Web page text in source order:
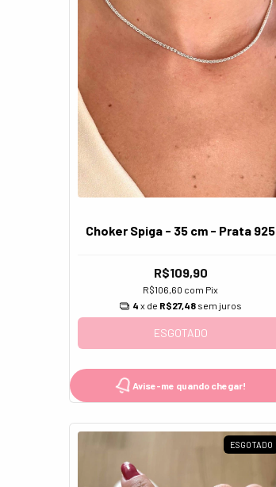
Choker Spiga - 35 cm - Prata 925
R$109,90
R$106,60 com Pix
4 x de R$27,48 sem juros
ESGOTADO
Avise-me quando chegar!
ESGOTADO